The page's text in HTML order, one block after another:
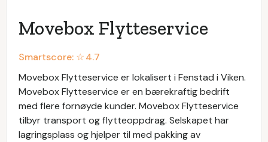
Movebox Flytteservice
Smartscore: ☆4.7
Movebox Flytteservice er lokalisert i Fenstad i Viken.
Movebox Flytteservice er en bærekraftig bedrift
med flere fornøyde kunder. Movebox Flytteservice
tilbyr transport og flytteoppdrag. Selskapet har
lagringsplass og hjelper til med pakking av